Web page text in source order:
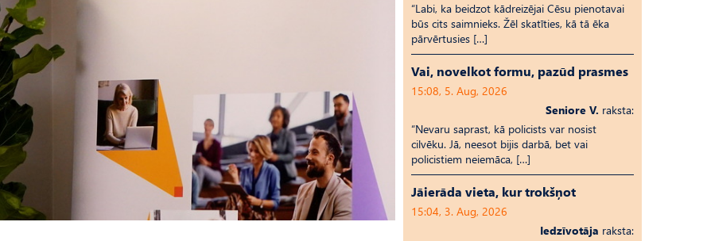
“Labi, ka beidzot kādreizējai Cēsu pienotavai
būs cits saimnieks. Žēl skatīties, kā tā ēka
pārvērtusies […]
Vai, novelkot formu, pazūd prasmes
15:08, 5. Aug, 2026
Seniore V. raksta:
“Nevaru saprast, kā policists var nosist
cilvēku. Jā, neesot bijis darbā, bet vai
policistiem neiemāca, […]
Jāierāda vieta, kur trokšņot
15:04, 3. Aug, 2026
Iedzīvotāja raksta: